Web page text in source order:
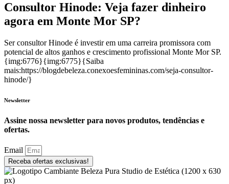
Consultor Hinode: Veja fazer dinheiro
agora em Monte Mor SP?
Ser consultor Hinode é investir em uma carreira promissora com
potencial de altos ganhos e crescimento profissional Monte Mor SP.
{img:6776}{img:6775}{Saiba
mais:https://blogdebeleza.conexoesfemininas.com/seja-consultor-
hinode/}
Newsletter
Assine nossa newsletter para novos produtos, tendências e
ofertas.
Email
Receba ofertas exclusivas!